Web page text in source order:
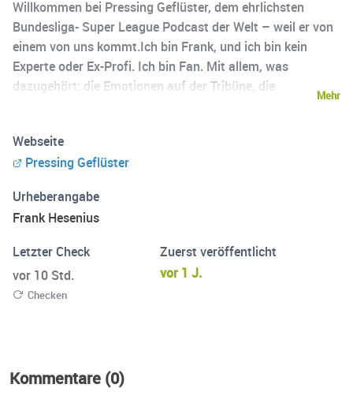
Willkommen bei Pressing Geflüster, dem ehrlichsten
Bundesliga- Super League Podcast der Welt – weil er von
einem von uns kommt.Ich bin Frank, und ich bin kein
Experte oder Ex-Profi. Ich bin Fan. Mit allem, was
dazugehört: die Emotionen auf der Tribüne, die
kein Blatt vor den Mund. Ich teile mit euch meine ganz
persönliche Meinung zum Spieltag – ungefiltert,
objektiv. Von der Schiedsrichter-Entscheidung, die mich
zur Weißglut treibt, bis zum Gänsehaut-Moment in der
Nachspielzeit.Dies ist unsere virtuelle Fankurve: Lasst uns
gemeinsam über die Aufreger, die Highlights und das
„Geflüster“ rund um die Liga diskutieren. Schaltet ein und
redet mit!
Mehr
Webseite
Pressing Geflüster
Urheberangabe
Frank Hesenius
Letzter Check
vor 10 Std.
Checken
Zuerst veröffentlicht
vor 1 J.
Kommentare (0)